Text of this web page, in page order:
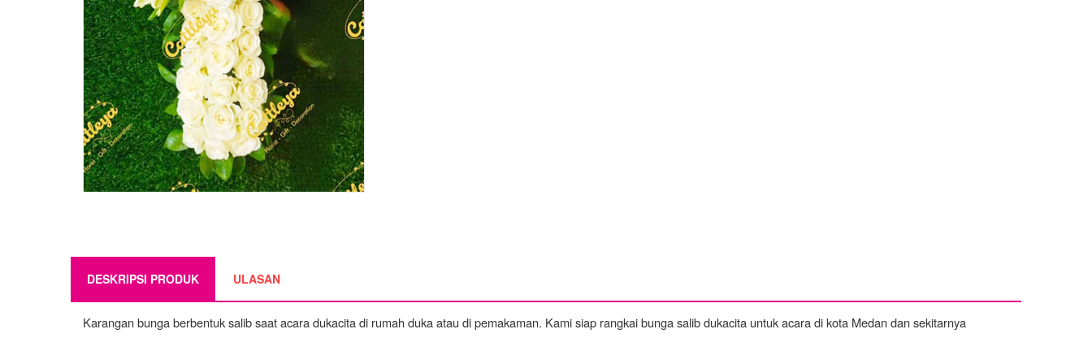
DESKRIPSI PRODUK ULASAN
Karangan bunga berbentuk salib saat acara dukacita di rumah duka atau di pemakaman. Kami siap rangkai bunga salib dukacita untuk acara di kota Medan dan sekitarnya